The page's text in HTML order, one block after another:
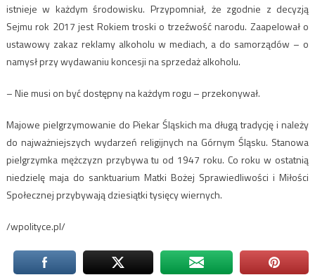
istnieje w każdym środowisku. Przypomniał, że zgodnie z decyzją
Sejmu rok 2017 jest Rokiem troski o trzeźwość narodu. Zaapelował o
ustawowy zakaz reklamy alkoholu w mediach, a do samorządów – o
namysł przy wydawaniu koncesji na sprzedaż alkoholu.
– Nie musi on być dostępny na każdym rogu – przekonywał.
Majowe pielgrzymowanie do Piekar Śląskich ma długą tradycję i należy
do najważniejszych wydarzeń religijnych na Górnym Śląsku. Stanowa
pielgrzymka mężczyzn przybywa tu od 1947 roku. Co roku w ostatnią
niedzielę maja do sanktuarium Matki Bożej Sprawiedliwości i Miłości
Społecznej przybywają dziesiątki tysięcy wiernych.
/wpolityce.pl/